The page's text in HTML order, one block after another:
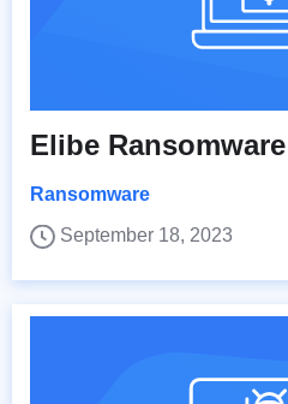
Elibe Ransomware
Ransomware
September 18, 2023